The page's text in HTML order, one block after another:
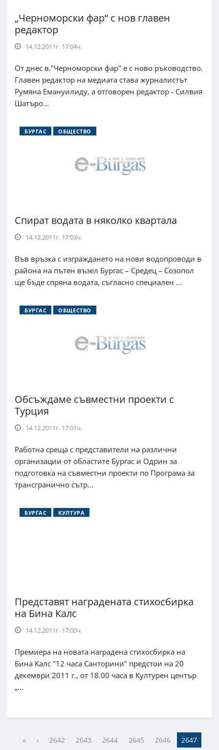
„Черноморски фар“ с нов главен
редактор
14.12.2011г. 17:04ч.
От днес в."Черноморски фар" е с ново ръководство.
Главен редактор на медиата става журналистът
Румяна Емануилиду, а отговорен редактор - Силвия
Шатъро...
БУРГАС ОБЩЕСТВО
Спират водата в няколко квартала
14.12.2011г. 17:03ч.
Във връзка с изграждането на нови водопроводи в
района на пътен възел Бургас – Средец – Созопол
ще бъде спряна водата, съгласно специален ...
БУРГАС ОБЩЕСТВО
Обсъждаме съвместни проекти с
Турция
14.12.2011г. 17:01ч.
Работна среща с представители на различни
организации от областите Бургас и Одрин за
подготовка на съвместни проекти по Програма за
трансгранично сътр...
БУРГАС КУЛТУРА
Представят наградената стихосбирка
на Бина Калс
14.12.2011г. 17:00ч.
Премиера на новата наградена стихосбирка на
Бина Калс "12 часа Санторини" предстои на 20
декември 2011 г., от 18.00 часа в Културен център
„...
« ‹ 2642 2643 2644 2645 2646
2647